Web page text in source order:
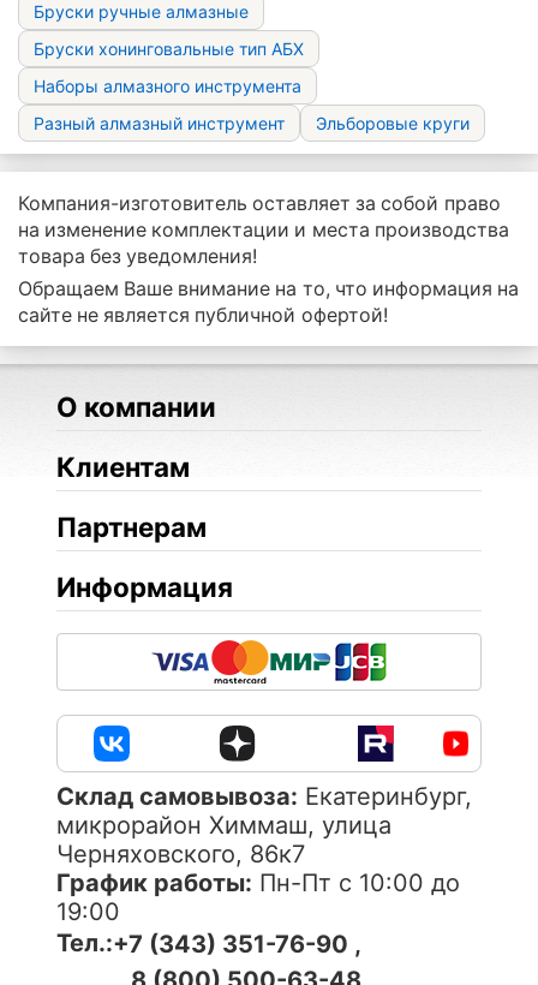
Бруски ручные алмазные
Бруски хонинговальные тип АБХ
Наборы алмазного инструмента
Разный алмазный инструмент
Эльборовые круги
Компания-изготовитель оставляет за собой право
на изменение комплектации и места производства
товара без уведомления!
Обращаем Ваше внимание на то, что информация на
сайте не является публичной офертой!
О компании
Клиентам
Партнерам
Информация
Cклад самовывоза: Екатеринбург,
микрорайон Химмаш, улица
Черняховского, 86к7
График работы: Пн-Пт с 10:00 до
19:00
Тел.:+7 (343) 351-76-90 ,